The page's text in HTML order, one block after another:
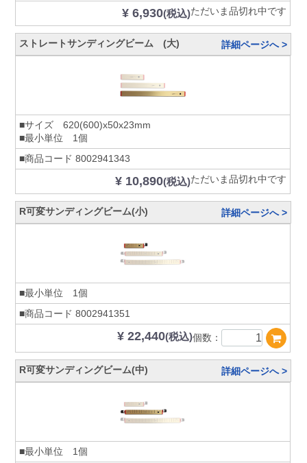
¥ 6,930(税込)ただいま品切れ中です
ストレートサンディングビーム (大) 詳細ページへ >
■サイズ 620(600)x50x23mm
■最小単位 1個
■商品コード 8002941343
¥ 10,890(税込)ただいま品切れ中です
R可変サンディングビーム(小) 詳細ページへ >
■最小単位 1個
■商品コード 8002941351
¥ 22,440(税込)個数：
R可変サンディングビーム(中) 詳細ページへ >
■最小単位 1個